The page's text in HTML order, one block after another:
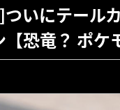
いにテール
恐竜？ ポケ